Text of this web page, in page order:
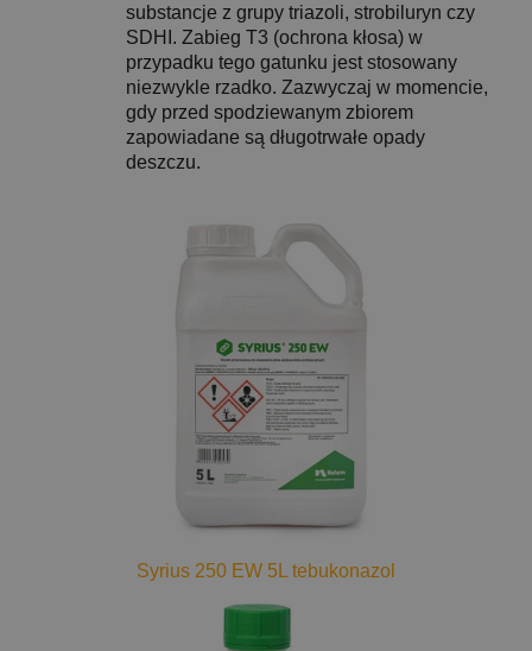
substancje z grupy triazoli, strobiluryn czy
SDHI. Zabieg T3 (ochrona kłosa) w
przypadku tego gatunku jest stosowany
niezwykle rzadko. Zazwyczaj w momencie,
gdy przed spodziewanym zbiorem
zapowiadane są długotrwałe opady
deszczu.
Syrius 250 EW 5L tebukonazol